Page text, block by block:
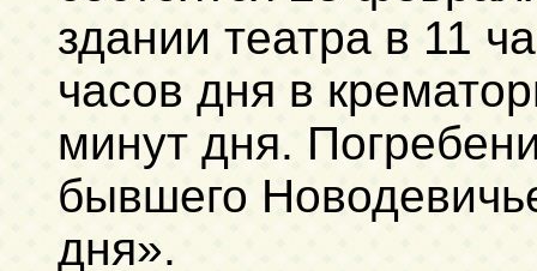
здании театра в 11
часов дня в
минут дня.
бывшего
дня».